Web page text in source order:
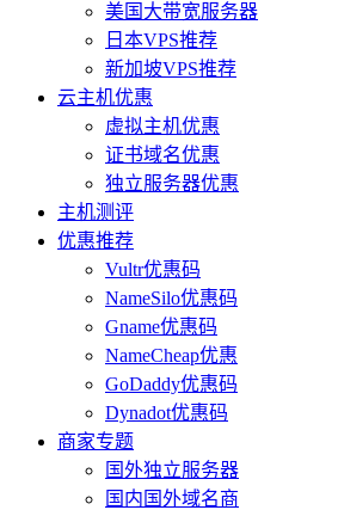
美国大带宽服务器
日本VPS推荐
新加坡VPS推荐
云主机优惠
虚拟主机优惠
证书域名优惠
独立服务器优惠
主机测评
优惠推荐
Vultr优惠码
NameSilo优惠码
Gname优惠码
NameCheap优惠
GoDaddy优惠码
Dynadot优惠码
商家专题
国外独立服务器
国内国外域名商